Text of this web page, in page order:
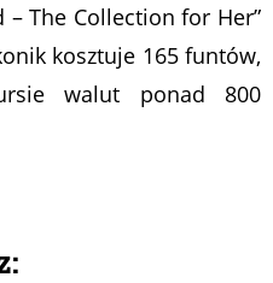
– The Collection for Her”
kosztuje 165 funtów,
walut ponad 800